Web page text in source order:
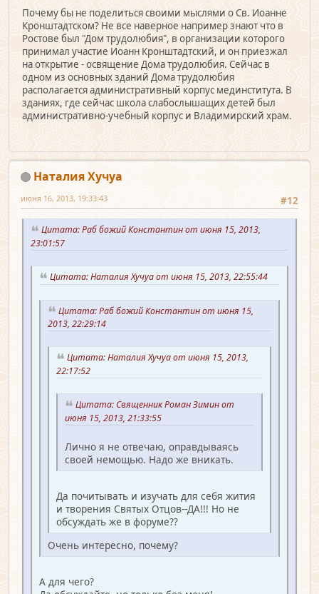
Почему бы не поделиться своими мыслями о Св. Иоанне
Кронштадтском? Не все наверное например знают что в
Ростове был "Дом трудолюбия", в организации которого
принимал участие Иоанн Кронштадтский, и он приезжал
на открытие - освящение Дома трудолюбия. Сейчас в
одном из основных зданий Дома трудолюбия
располагается административный корпус мединститута. В
зданиях, где сейчас школа слабослышащих детей был
административно-учебный корпус и Владимирский храм.
Наталия Хучуа
#12
июня 16, 2013, 19:33:43
Цитата: Раб божий Константин от июня 15, 2013,
23:01:57
Цитата: Наталия Хучуа от июня 15, 2013, 22:55:44
Цитата: Раб божий Константин от июня 15,
2013, 22:29:14
Цитата: Наталия Хучуа от июня 15, 2013,
22:17:52
Цитата: Священник Роман Зимин от
июня 15, 2013, 21:33:55
Лично я не отвечаю, оправдываясь
своей немощью. Надо же вникать.
Да почитывать и изучать для себя жития
и творения Святых Отцов--ДА!!! Но не
обсуждать же в форуме??
Очень интересно, почему?
А для чего?